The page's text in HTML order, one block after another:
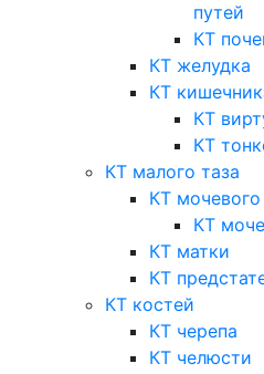
путей
КТ
КТ желудка
КТ
КТ
КТ
КТ малого таза
КТ
КТ
КТ матки
КТ
КТ костей
КТ черепа
КТ челюсти